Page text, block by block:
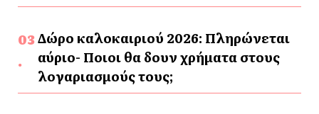
Δώρο καλοκαιριού 2026: Πληρώνεται
αύριο- Ποιοι θα δουν χρήματα στους
λογαριασμούς τους;